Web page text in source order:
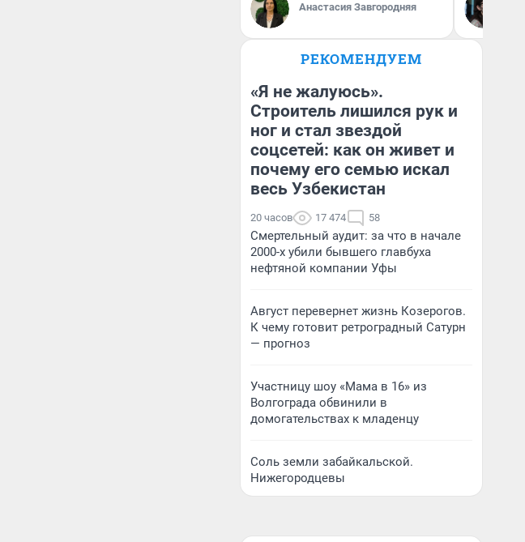
Анастасия Завгородняя
РЕКОМЕНДУЕМ
«Я не жалуюсь».
Строитель лишился рук и
ног и стал звездой
соцсетей: как он живет и
почему его семью искал
весь Узбекистан
20 часов 17 474 58
Смертельный аудит: за что в начале
2000-х убили бывшего главбуха
нефтяной компании Уфы
Август перевернет жизнь Козерогов.
К чему готовит ретроградный Сатурн
— прогноз
Участницу шоу «Мама в 16» из
Волгограда обвинили в
домогательствах к младенцу
Соль земли забайкальской.
Нижегородцевы